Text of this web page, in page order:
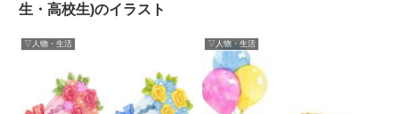
生・高校生)のイラスト
▽人物・生活 ▽人物・生活